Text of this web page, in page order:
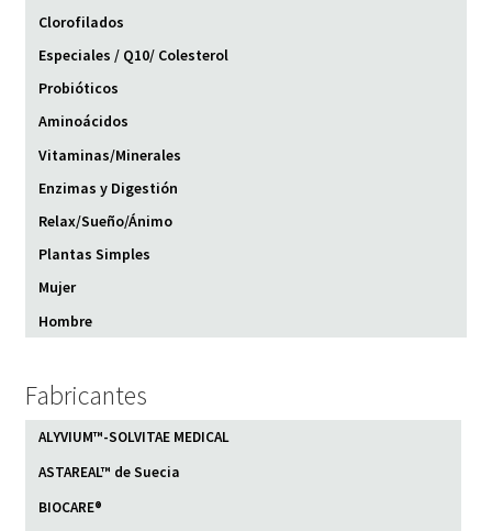
Clorofilados
Especiales / Q10/ Colesterol
Probióticos
Aminoácidos
Vitaminas/Minerales
Enzimas y Digestión
Relax/Sueño/Ánimo
Plantas Simples
Mujer
Hombre
Fabricantes
ALYVIUM™-SOLVITAE MEDICAL
ASTAREAL™ de Suecia
BIOCARE®